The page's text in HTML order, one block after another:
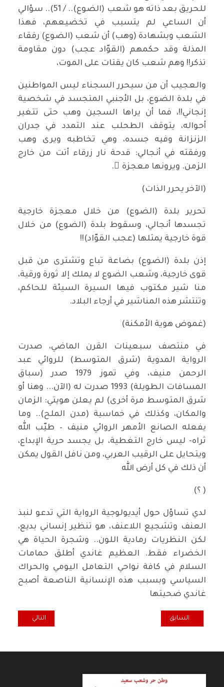
للحريق بعد ذاته هو شعب (الضوع).. / 51).. سؤالي
أن الساعي لم يتسبب في تخضيعهم، فهذا
الشعب وبشهادة (وهب) أن شعب (الضوع) رفقاء
المذلة وقد حكمهم (القوّاد عجب) دون مقاومة
تذكر!! وهم شعب كان يقتات على الموت،
والعجيب أن من سيحرر السجناء ليس المواطنين
في بلدة الضوع، بل الأجنبي المتجسد في شخصية
إنجاني!!، فما أن يراها السجين وهب حتى تتغير
أحواله، يتوقف الطحلب عند التمدد في جدران
الزنزانة وفيه جسده، وهي تخاطبه ويرى وهب
ورفقته في أنجالي: قدحة نار زرقاء أتت من خارج
الزمن. ويرونها معجزة ً.
(الآخر يحرر الذات)
تحرير بلدة (الضوع) من خلال معجزة خارجية
تجسدها أنجالي، وسقوط بلدة (الضوع) من خلال
قوة خارجية يمثلها (عجب القوّاد)!!
إذن بلدة (الضوع) بضاعة تباع وتشترى من قبل
قوى خارجية، وشعب الضوع لا يملك إلا ثورة ورقية،
منا شير مكتوب فيها السيرة السيئة للحاكم،
وتنتشر هذه المناشير في أرجاء البلاد.
(غموض هوية الأمكنة)
في منتصف سبعينات القرن الماضي، صدرت
الرواية المدوية (شرق المتوسط) للروائي عبد
الرحمن منيف، وفي تموز 1979 صدر (سباق
المسافات الطويلة) 1993 صدرت له (الآن... وهنا أو
شرق المتوسط مرة أخرى) لم يعلن هويتي: الزمان
والمكان، وكذلك في خماسية (مدن الملح).. وما
يفعله الصانع الأمهر الروائي منيف – طيّب الله
ثراه- ليس خارج التغطية، بل يجسد حرية الإبداع،
ويتحايل على الرقيب العربي، ومن نافل القول يمكن
أن ذلك في كل أرض الله
( ؟)
لدي تساؤل حول أيديولوجية الرواية التي تدعو لنبذ
العنف وتشجيع اللاعنف، هو تنظير إنساني بديع،
لكن النظريات رمادية اللون.. وشجرة الحياة هي
الخضراء فقط. العظيم غاندي أطلق حمامات
السلام في كافة نواحي التعامل اليومي والحراك
السياسي وبسبب هذه الإنسانية الناصعة أصبح
غاندي ضحيتها
المقال السابق: روح الصباح.. هايكو عراقي
السابق المقال التالي:
التالي